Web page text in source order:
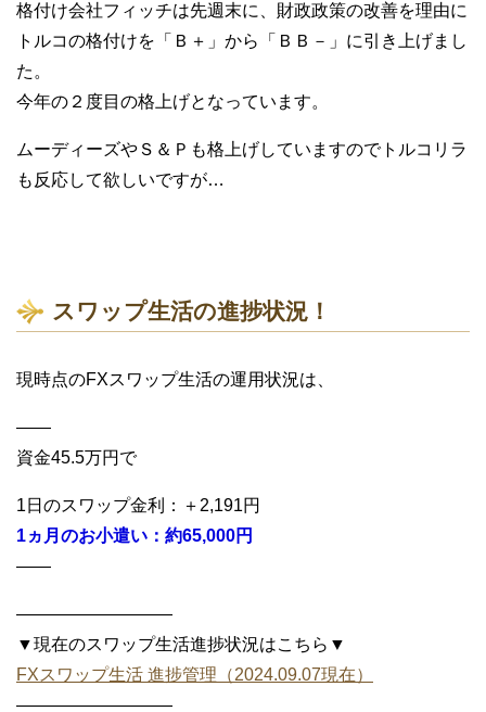
格付け会社フィッチは先週末に、財政政策の改善を理由に
トルコの格付けを「Ｂ＋」から「ＢＢ－」に引き上げまし
た。
今年の２度目の格上げとなっています。
ムーディーズやＳ＆Ｐも格上げしていますのでトルコリラ
も反応して欲しいですが…
スワップ生活の進捗状況！
現時点のFXスワップ生活の運用状況は、
——
資金45.5万円で
1日のスワップ金利：＋2,191円
1ヵ月のお小遣い：約65,000円
——
—————————
▼現在のスワップ生活進捗状況はこちら▼
FXスワップ生活 進捗管理（2024.09.07現在）
—————————